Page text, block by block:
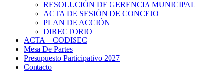
RESOLUCIÓN DE GERENCIA MUNICIPAL
ACTA DE SESIÓN DE CONCEJO
PLAN DE ACCIÓN
DIRECTORIO
ACTA – CODISEC
Mesa De Partes
Presupuesto Participativo 2027
Contacto